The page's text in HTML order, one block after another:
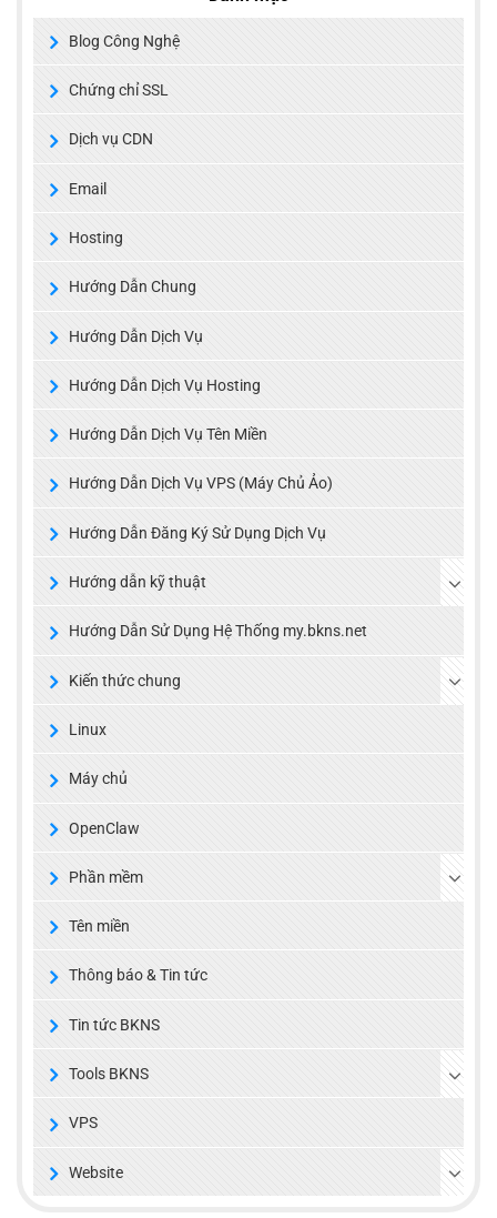
Blog Công Nghệ
Chứng chỉ SSL
Dịch vụ CDN
Email
Hosting
Hướng Dẫn Chung
Hướng Dẫn Dịch Vụ
Hướng Dẫn Dịch Vụ Hosting
Hướng Dẫn Dịch Vụ Tên Miền
Hướng Dẫn Dịch Vụ VPS (Máy Chủ Ảo)
Hướng Dẫn Đăng Ký Sử Dụng Dịch Vụ
Hướng dẫn kỹ thuật
Hướng Dẫn Sử Dụng Hệ Thống my.bkns.net
Kiến thức chung
Linux
Máy chủ
OpenClaw
Phần mềm
Tên miền
Thông báo & Tin tức
Tin tức BKNS
Tools BKNS
VPS
Website